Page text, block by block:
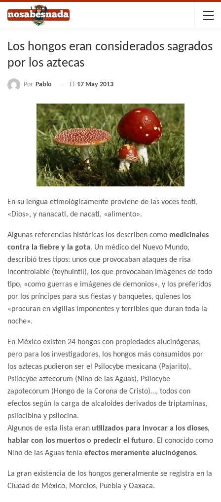
Los hongos eran considerados sagrados
por los aztecas
Por Pablo El 17 May 2013
En su lengua etimológicamente proviene de las voces teotl,
«Dios», y nanacatl, de nacatl, «alimento».
Algunas referencias históricas los describen como medicinales
contra la fiebre y la gota. Un médico del Nuevo Mundo,
describió tres tipos: unos que provocaban ataques de risa
incontrolable (teyhuintli), los que provocaban imágenes de todo
tipo, «como guerras e imágenes de demonios», y los preferidos
por los príncipes para sus fiestas y banquetes, quienes los
«procuran en vigilias imponentes y terribles que duran toda la
noche».
En México existen 24 hongos con propiedades alucinógenas,
pero para los investigadores, los hongos más consumidos por
los aztecas pudieron ser el Psilocybe mexicana (Pajarito),
Psilocybe aztecorum (Niño de las Aguas), Psilocybe
zapotecorum (Hongo de la Corona de Cristo)…, todos con
efectos según la carga de alcaloides derivados de triptaminas,
psilocibina y psilocina.
Algunos de esta lista eran utilizados para invocar a los dioses,
hablar con los muertos o predecir el futuro. El conocido como
Niño de las Aguas tenía efectos meramente alucinógenos.
La gran existencia de los hongos generalmente se registra en la
Ciudad de México, Morelos, Puebla y Oaxaca.